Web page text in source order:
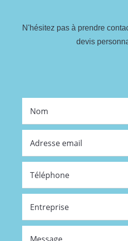
N'hésitez pas à prendre
devis